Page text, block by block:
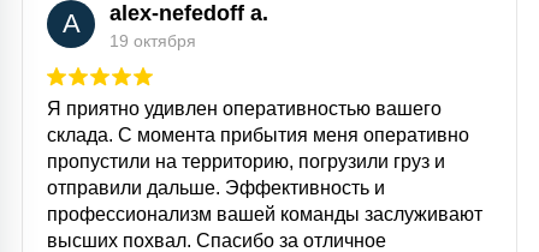
A alex-nefedoff a.
19 октября
Я приятно удивлен оперативностью вашего
склада. С момента прибытия меня оперативно
пропустили на территорию, погрузили груз и
отправили дальше. Эффективность и
профессионализм вашей команды заслуживают
высших похвал. Спасибо за отличное